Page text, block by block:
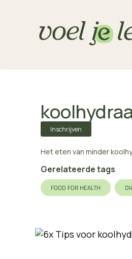
Inschrijven
Het eten van minder
Gerelateerde tags
FOOD FOR HEALTH